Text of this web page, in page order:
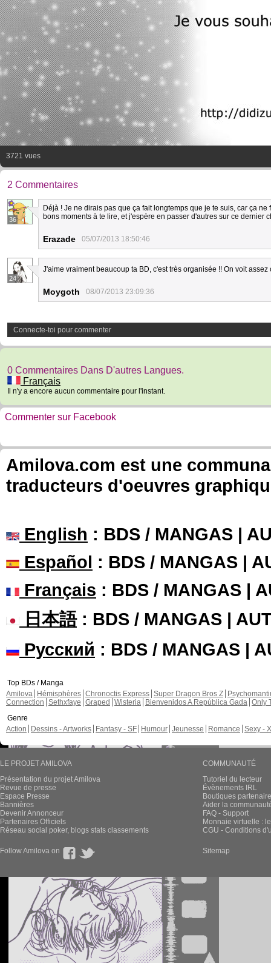
3721 vues
2 Commentaires
36
Déjà ! Je ne dirais pas que ça fait longtemps que je te suis, car ça
bons moments à te lire, et j'espère en passer d'autres sur ce dernier
Erazade 05/07/2013 18:50:46
24
J'aime vraiment beaucoup ta BD, c'est très organisée !! On voit
Moygoth 08/07/2013 23:09:36
Connecte-toi pour commenter
0 Commentaires Dans D'autres Langues.
Français
Il n'y a encore aucun commentaire pour l'instant.
Commenter sur Facebook
Amilova.com est une
traducteurs d'oeuvres
English : BDS / MANGAS |
Español : BDS / MANGAS |
Français : BDS / MANGAS |
日本語: BDS / MANGAS |
Русский : BDS / MANGAS |
Top BDs / Manga
Amilova
Hémisphères Chronoctis Express Super Dragon Bros Z
Connection Sethxfaye Graped Wisteria Bienvenidos A República Gada Only
Genre
Action
Dessins - Artworks Fantasy - SF Humour Jeunesse Romance Sexy -
LE PROJET AMILOVA
Présentation du projet Amilova
Revue de presse
Espace Presse
Bannières
Devenir Annonceur
Partenaires Officiels
Réseau social poker, blogs stats classements
COMMUNAUTÉ
Tutoriel du lecteur
Évènements IRL
Boutiques
Aider la
FAQ - Support
Monnaie virtuelle :
CGU - Conditions
Follow Amilova on Sitemap